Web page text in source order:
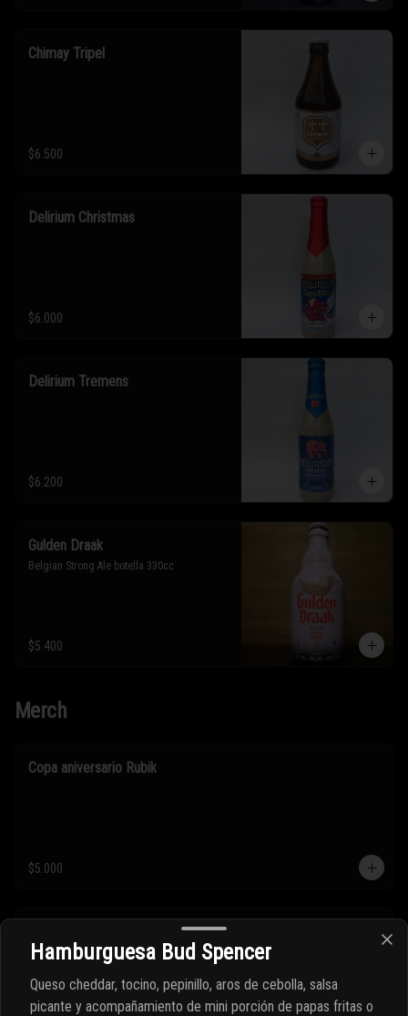
Chimay Tripel
$6.500
Delirium Christmas
$6.000
Delirium Tremens
$6.200
Gulden Draak
Belgian Strong Ale botella 330cc
$5.400
Merch
Copa aniversario Rubik
$5.000
Hamburguesa Bud Spencer
Queso cheddar, tocino, pepinillo, aros de cebolla, salsa
picante y acompañamiento de mini porción de papas fritas o